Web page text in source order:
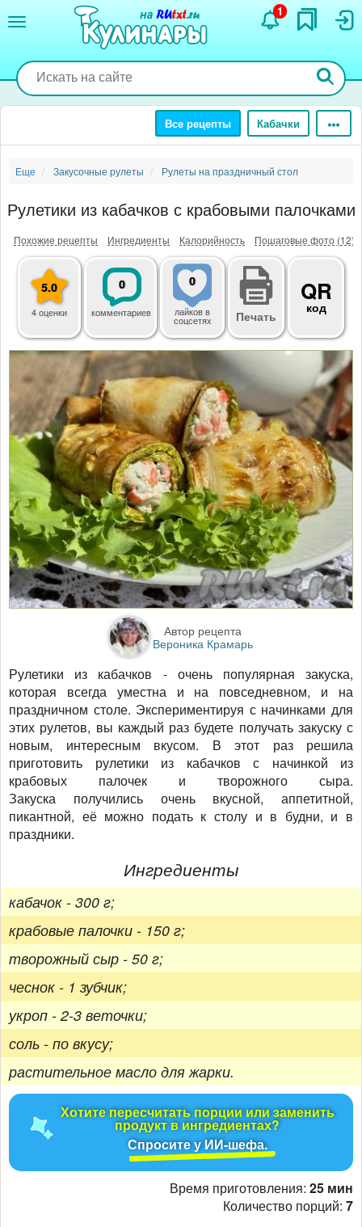
содержанию
1
Все рецепты Кабачки
Еще Закусочные рулеты Рулеты на праздничный стол
Рулетики из кабачков с крабовыми палочками
Похожие рецепты Ингредиенты Калорийность Пошаговые фото (12)
5.0
4 оценки
0
комментариев
0
лайковв
соцсетях Печать
QR
код
Автор рецепта
Вероника Крамарь
Рулетики из кабачков - очень популярная закуска,
которая всегда уместна и на повседневном, и на
праздничном столе. Экспериментируя с начинками для
этих рулетов, вы каждый раз будете получать закуску с
новым, интересным вкусом. В этот раз решила
приготовить рулетики из кабачков с начинкой из
крабовых палочек и творожного сыра.
Закуска получились очень вкусной, аппетитной,
пикантной, её можно подать к столу и в будни, и в
праздники.
Ингредиенты
кабачок - 300 г;
крабовые палочки - 150 г;
творожный сыр - 50 г;
чеснок - 1 зубчик;
укроп - 2-3 веточки;
соль - по вкусу;
растительное масло для жарки.
Хотите пересчитать порции или заменить
продукт в ингредиентах?
Спросите у ИИ-шефа.
Время приготовления: 25 мин
Количество порций: 7